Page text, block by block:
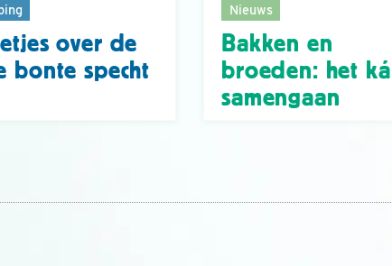
over de
bonte specht
Nieuws
Bakken en
broeden: het
samengaan